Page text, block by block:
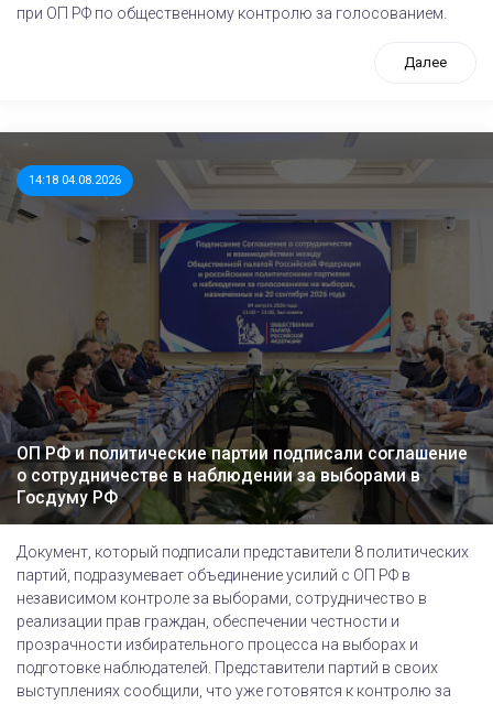
при ОП РФ по общественному контролю за голосованием.
Далее
14:18 04.08.2026
ОП РФ и политические партии подписали соглашение
о сотрудничестве в наблюдении за выборами в
Госдуму РФ
Документ, который подписали представители 8 политических
партий, подразумевает объединение усилий с ОП РФ в
независимом контроле за выборами, сотрудничество в
реализации прав граждан, обеспечении честности и
прозрачности избирательного процесса на выборах и
подготовке наблюдателей. Представители партий в своих
выступлениях сообщили, что уже готовятся к контролю за